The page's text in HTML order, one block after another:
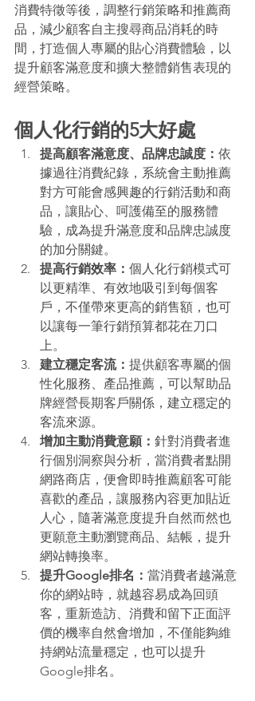
消費特徵等後，調整行銷策略和推薦商
品，減少顧客自主搜尋商品消耗的時
間，打造個人專屬的貼心消費體驗，以
提升顧客滿意度和擴大整體銷售表現的
經營策略。
個人化行銷的5大好處
提高顧客滿意度、品牌忠誠度： 依
據過往消費紀錄，系統會主動推薦
對方可能會感興趣的行銷活動和商
品，讓貼心、呵護備至的服務體
驗，成為提升滿意度和品牌忠誠度
的加分關鍵。
提高行銷效率： 個人化行銷模式可
以更精準、有效地吸引到每個客
戶，不僅帶來更高的銷售額，也可
以讓每一筆行銷預算都花在刀口
上。
建立穩定客流： 提供顧客專屬的個
性化服務、產品推薦，可以幫助品
牌經營長期客戶關係，建立穩定的
客流來源。
增加主動消費意願： 針對消費者進
行個別洞察與分析，當消費者點開
網路商店，便會即時推薦顧客可能
喜歡的產品，讓服務內容更加貼近
人心，隨著滿意度提升自然而然也
更願意主動瀏覽商品、結帳，提升
網站轉換率。
提升Google排名： 當消費者越滿意
你的網站時，就越容易成為回頭
客，重新造訪、消費和留下正面評
價的機率自然會增加，不僅能夠維
持網站流量穩定，也可以提升
Google排名。